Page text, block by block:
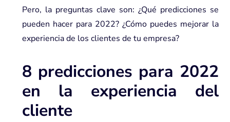
Pero, la preguntas clave son: ¿Qué predicciones se
pueden hacer para 2022? ¿Cómo puedes mejorar la
experiencia de los clientes de tu empresa?
8 predicciones para 2022
en la experiencia del
cliente